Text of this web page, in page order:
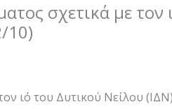
σχετικά με τον
10)
ιό του Δυτικού Νείλου